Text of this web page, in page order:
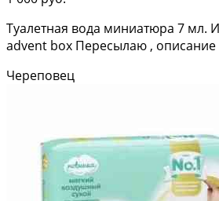
Туалетная вода миниатюра 7 мл.
advent box Пересылаю ,
Череповец